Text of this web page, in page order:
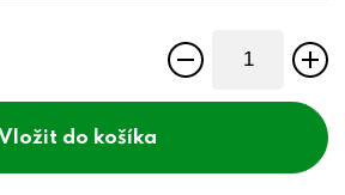
do košíka